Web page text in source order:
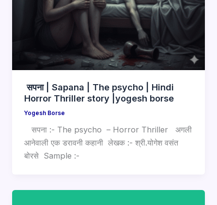
सपना | Sapana | The psycho | Hindi
Horror Thriller story |yogesh borse
Yogesh Borse
सपना :- The psycho – Horror Thriller अगली
आनेवाली एक डरावनी कहानी लेखक :- श्री.योगेश वसंत
बोरसे Sample :-